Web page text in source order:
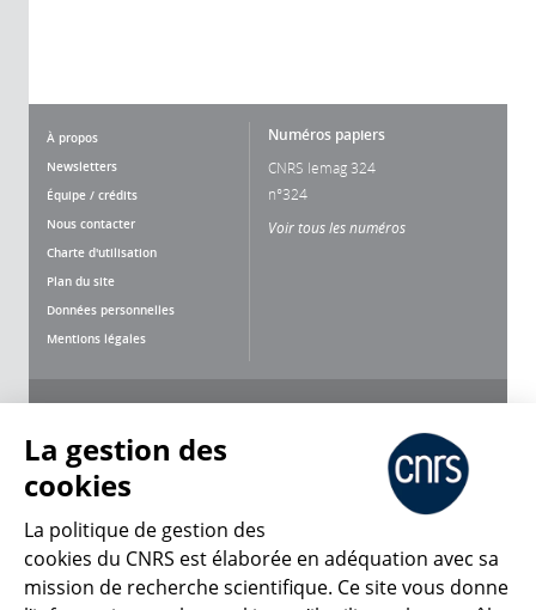
À propos
Newsletters
Équipe / crédits
Nous contacter
Charte d'utilisation
Plan du site
Données personnelles
Mentions légales
Numéros papiers
CNRS lemag 324
n°324
Voir tous les numéros
CNRS Le Mag
La gestion des
cookies
La politique de gestion des
cookies du CNRS est élaborée en adéquation avec sa
mission de recherche scientifique. Ce site vous donne